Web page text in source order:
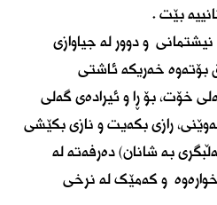
بێت .
و دوور لە جیاوازی
بۆتەوە خەریکە ئاشتی
خۆت، بۆ ڕا و ئیرادەی گەلی
رازی بکەیت و نازی بکێشی
بە شانان) دەرفەتە لە
و کەمێک لە نرخی